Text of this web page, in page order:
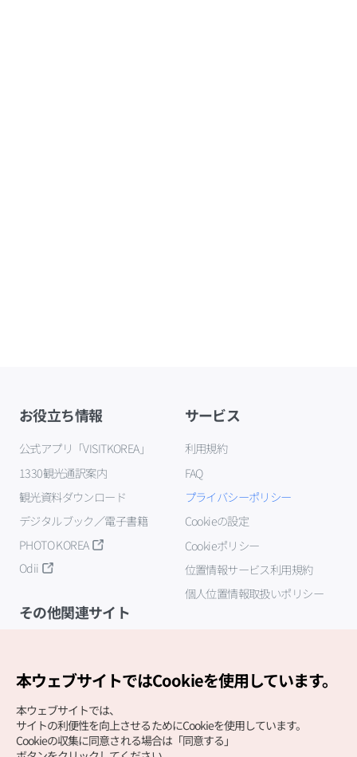
お役立ち情報
公式アプリ「VISITKOREA」
1330観光通訳案内
観光資料ダウンロード
デジタルブック／電子書籍
PHOTO KOREA
Odii
サービス
利用規約
FAQ
プライバシーポリシー
Cookieの設定
Cookieポリシー
位置情報サービス利用規約
個人位置情報取扱いポリシー
その他関連サイト
本ウェブサイトではCookieを使用しています。
本ウェブサイトでは、
サイトの利便性を向上させるためにCookieを使用しています。
Cookieの収集に同意される場合は「同意する」